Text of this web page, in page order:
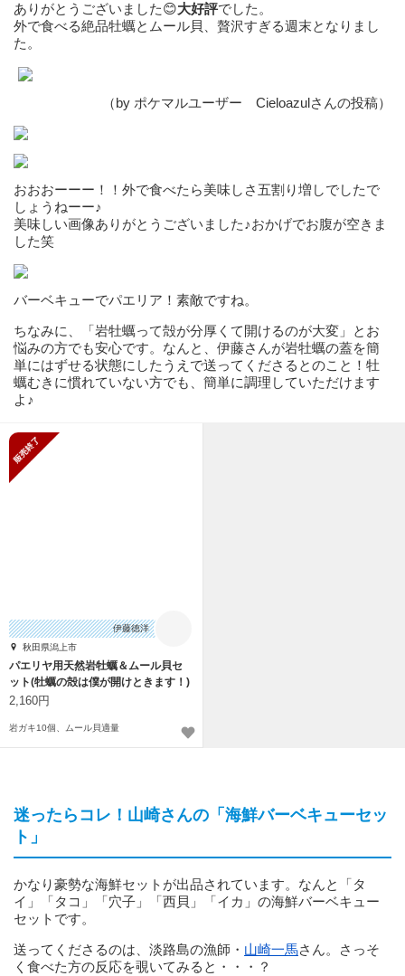
ありがとうございました😊大好評でした。
外で食べる絶品牡蠣とムール貝、贅沢すぎる週末となりまし
た。
（by ポケマルユーザー Cieloazulさんの投稿）
おおおーーー！！外で食べたら美味しさ五割り増しでしたで
しょうねーー♪
美味しい画像ありがとうございました♪おかげでお腹が空きま
した笑
バーベキューでパエリア！素敵ですね。
ちなみに、「岩牡蠣って殻が分厚くて開けるのが大変」とお
悩みの方でも安心です。なんと、伊藤さんが岩牡蠣の蓋を簡
単にはずせる状態にしたうえで送ってくださるとのこと！牡
蠣むきに慣れていない方でも、簡単に調理していただけます
よ♪
伊藤徳洋
秋田県潟上市
パエリヤ用天然岩牡蠣＆ムール貝セ
ット(牡蠣の殻は僕が開けときます！)
2,160円
岩ガキ10個、ムール貝適量
迷ったらコレ！山崎さんの「海鮮バーベキューセッ
ト」
かなり豪勢な海鮮セットが出品されています。なんと「タ
イ」「タコ」「穴子」「西貝」「イカ」の海鮮バーベキュー
セットです。
送ってくださるのは、淡路島の漁師・ 山崎一馬さん。さっそ
く食べた方の反応を覗いてみると・・・？